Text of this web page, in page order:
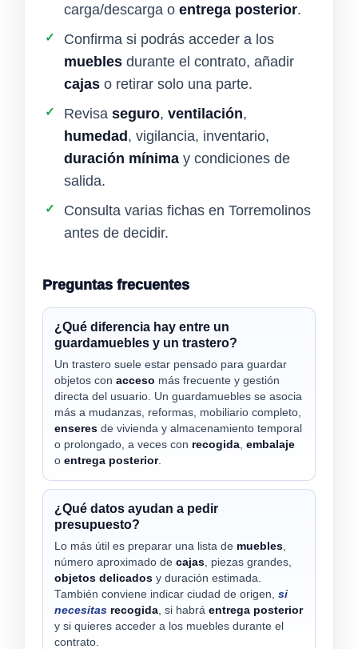
carga/descarga o entrega posterior.
✓
Confirma si podrás acceder a los
muebles durante el contrato, añadir
cajas o retirar solo una parte.
✓ Revisa seguro, ventilación,
humedad , vigilancia, inventario,
duración mínima y condiciones de
salida.
✓
Consulta varias fichas en Torremolinos
antes de decidir.
Preguntas frecuentes
¿Qué diferencia hay entre un
guardamuebles y un trastero?
Un trastero suele estar pensado para guardar
objetos con acceso más frecuente y gestión
directa del usuario. Un guardamuebles se asocia
más a mudanzas, reformas, mobiliario completo,
enseres de vivienda y almacenamiento temporal
o prolongado, a veces con recogida, embalaje
o entrega posterior.
¿Qué datos ayudan a pedir
presupuesto?
Lo más útil es preparar una lista de muebles,
número aproximado de cajas, piezas grandes,
objetos delicados y duración estimada.
También conviene indicar ciudad de origen, si
necesitas recogida, si habrá entrega posterior
y si quieres acceder a los muebles durante el
contrato.